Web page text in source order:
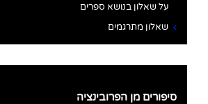
על שאלון בנושא ספרים
שאלון מתרגמים
סיפורים מן הפרובינציה